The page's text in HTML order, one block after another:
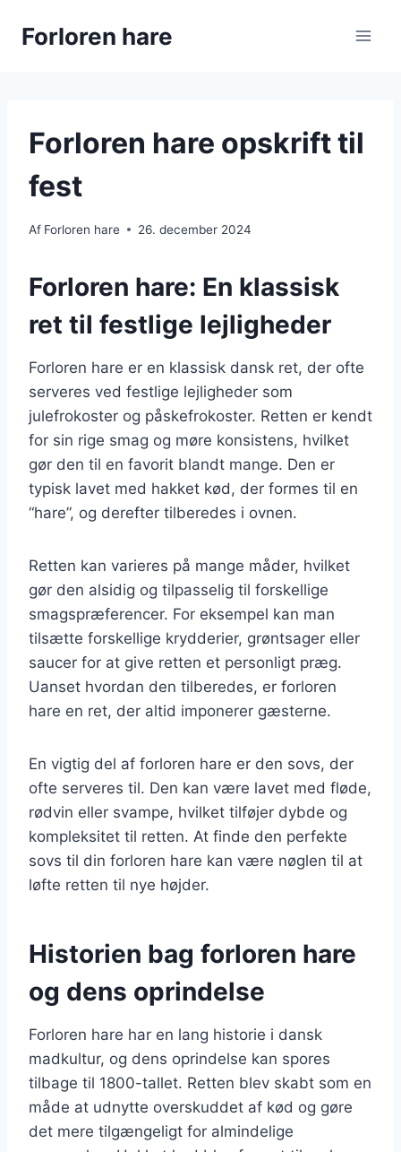
Forloren hare
Forloren hare opskrift til
fest
Af Forloren hare 26. december 2024
Forloren hare: En klassisk
ret til festlige lejligheder
Forloren hare er en klassisk dansk ret, der ofte
serveres ved festlige lejligheder som
julefrokoster og påskefrokoster. Retten er kendt
for sin rige smag og møre konsistens, hvilket
gør den til en favorit blandt mange. Den er
typisk lavet med hakket kød, der formes til en
“hare”, og derefter tilberedes i ovnen.
Retten kan varieres på mange måder, hvilket
gør den alsidig og tilpasselig til forskellige
smagspræferencer. For eksempel kan man
tilsætte forskellige krydderier, grøntsager eller
saucer for at give retten et personligt præg.
Uanset hvordan den tilberedes, er forloren
hare en ret, der altid imponerer gæsterne.
En vigtig del af forloren hare er den sovs, der
ofte serveres til. Den kan være lavet med fløde,
rødvin eller svampe, hvilket tilføjer dybde og
kompleksitet til retten. At finde den perfekte
sovs til din forloren hare kan være nøglen til at
løfte retten til nye højder.
Historien bag forloren hare
og dens oprindelse
Forloren hare har en lang historie i dansk
madkultur, og dens oprindelse kan spores
tilbage til 1800-tallet. Retten blev skabt som en
måde at udnytte overskuddet af kød og gøre
det mere tilgængeligt for almindelige